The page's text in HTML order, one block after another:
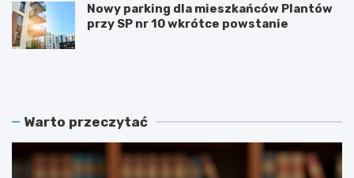
Nowy parking dla mieszkańców Plantów
przy SP nr 10 wkrótce powstanie
Z
ć
E
a Warto przeczytać